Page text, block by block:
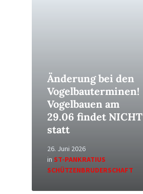
Änderung bei den
Vogelbauterminen!
Vogelbauen am
29.06 findet NICHT
statt
26. Juni 2026
in ST-PANKRATIUS
SCHÜTZENBRUDERSCHAFT